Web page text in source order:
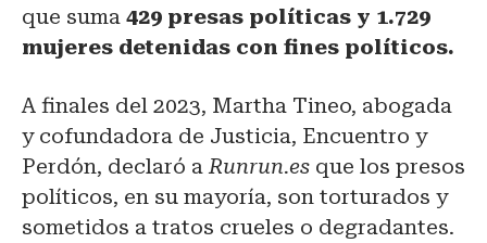
que suma 429 presas políticas y 1.729
mujeres detenidas con fines políticos.
A finales del 2023, Martha Tineo, abogada
y cofundadora de Justicia, Encuentro y
Perdón, declaró aRunrun.es que los presos
políticos, en su mayoría, son torturados y
sometidos a tratos crueles o degradantes.